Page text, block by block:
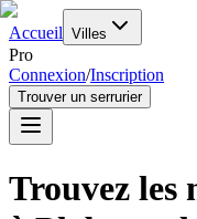
Accueil Villes
Pro
Connexion/Inscription
Trouver un serrurier
Trouvez les